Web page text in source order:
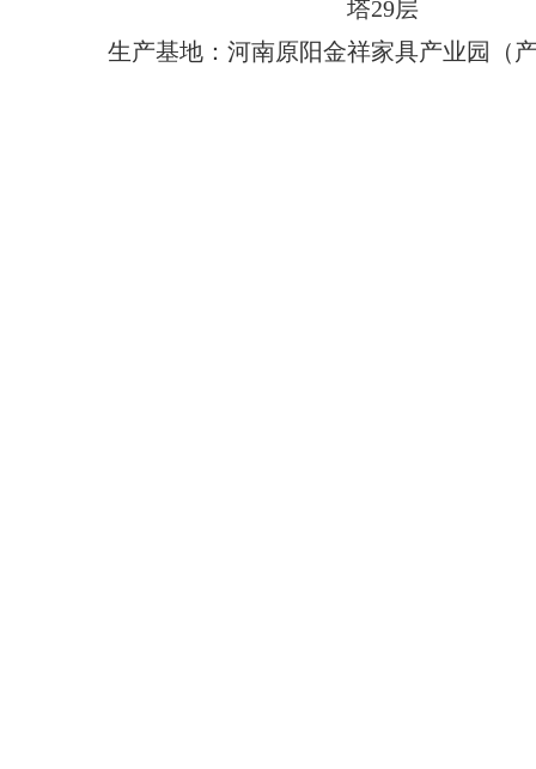
塔29层
生产基地：河南原阳金祥家具产业园（